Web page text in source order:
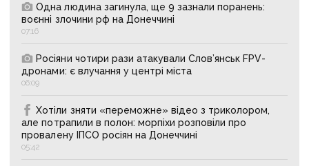
Одна людина загинула, ще 9 зазнали поранень:
воєнні злочини рф на Донеччині
07:16
Росіяни чотири рази атакували Слов’янськ FPV-
дронами: є влучання у центрі міста
06:09
Хотіли зняти «переможне» відео з триколором,
але потрапили в полон: морпіхи розповіли про
провалену ІПСО росіян на Донеччині
05:42